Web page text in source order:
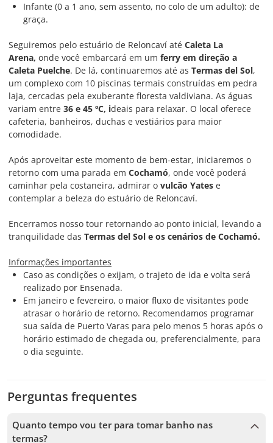
Infante (0 a 1 ano, sem assento, no colo de um adulto): de
graça.
Seguiremos pelo estuário de Reloncaví até Caleta La
Arena, onde você embarcará em um ferry em direção a
Caleta Puelche. De lá, continuaremos até as Termas del Sol,
um complexo com 10 piscinas termais construídas em pedra
laja, cercadas pela exuberante floresta valdiviana. As águas
variam entre 36 e 45 ºC, ideais para relaxar. O local oferece
cafeteria, banheiros, duchas e vestiários para maior
comodidade.
Após aproveitar este momento de bem-estar, iniciaremos o
retorno com uma parada em Cochamó, onde você poderá
caminhar pela costaneira, admirar o vulcão Yates e
contemplar a beleza do estuário de Reloncaví.
Encerramos nosso tour retornando ao ponto inicial, levando a
tranquilidade das Termas del Sol e os cenários de Cochamó.
Informações importantes
Caso as condições o exijam, o trajeto de ida e volta será
realizado por Ensenada.
Em janeiro e fevereiro, o maior fluxo de visitantes pode
atrasar o horário de retorno. Recomendamos programar
sua saída de Puerto Varas para pelo menos 5 horas após o
horário estimado de chegada ou, preferencialmente, para
o dia seguinte.
Perguntas frequentes
Quanto tempo vou ter para tomar banho nas
termas?